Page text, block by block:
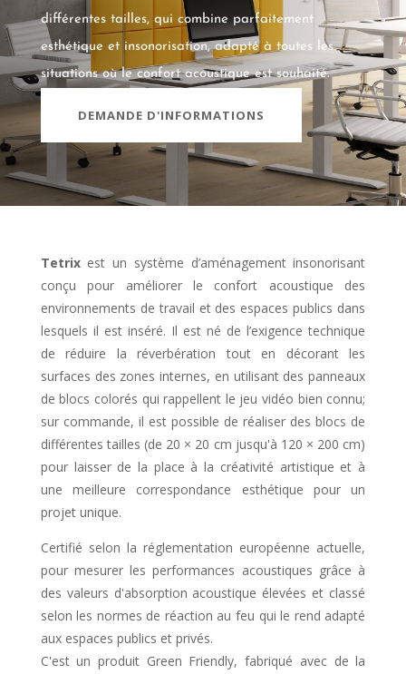
différentes tailles, qui combine parfaitement
esthétique et insonorisation, adapté à toutes les
situations où le confort acoustique est souhaité.
DEMANDE D'INFORMATIONS
Tetrix est un système d’aménagement insonorisant
conçu pour améliorer le confort acoustique des
environnements de travail et des espaces publics dans
lesquels il est inséré. Il est né de l’exigence technique
de réduire la réverbération tout en décorant les
surfaces des zones internes, en utilisant des panneaux
de blocs colorés qui rappellent le jeu vidéo bien connu;
sur commande, il est possible de réaliser des blocs de
différentes tailles (de 20 × 20 cm jusqu'à 120 × 200 cm)
pour laisser de la place à la créativité artistique et à
une meilleure correspondance esthétique pour un
projet unique.
Certifié selon la réglementation européenne actuelle,
pour mesurer les performances acoustiques grâce à
des valeurs d'absorption acoustique élevées et classé
selon les normes de réaction au feu qui le rend adapté
aux espaces publics et privés.
C'est un produit Green Friendly, fabriqué avec de la